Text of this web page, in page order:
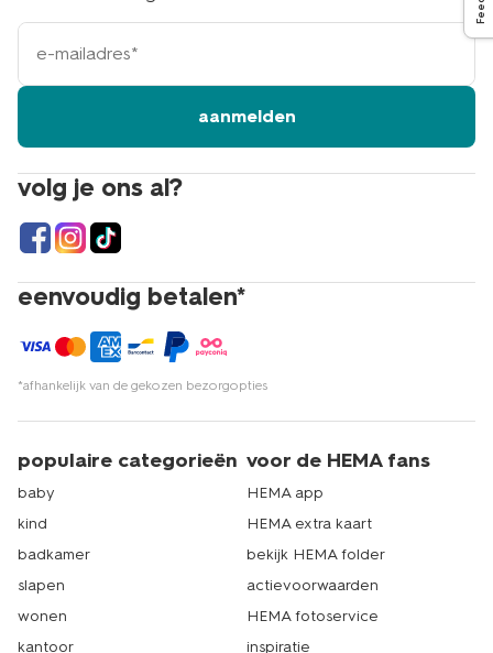
volg je ons al?
eenvoudig betalen*
*afhankelijk van de gekozen bezorgopties
e-
mailadres
aanmelden
populaire categorieën
baby
kind
badkamer
slapen
wonen
kantoor
voor de HEMA fans
HEMA app
HEMA extra kaart
bekijk HEMA folder
actievoorwaarden
HEMA fotoservice
inspiratie